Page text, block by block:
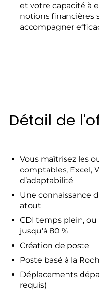
et votre capacité à
notions financières
accompagner
Détail de
Vous maîtrisez les
comptables, Excel,
d’adaptabilité
Une connaissance
atout
CDI temps plein,
jusqu’à 80 %
Création de poste
Poste basé à la
Déplacements
requis)